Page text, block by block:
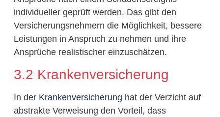
individueller geprüft werden. Das gibt den
Versicherungsnehmern die Möglichkeit, bessere
Leistungen in Anspruch zu nehmen und ihre
Ansprüche realistischer einzuschätzen.
3.2 Krankenversicherung
In der Krankenversicherung hat der Verzicht auf
abstrakte Verweisung den Vorteil, dass